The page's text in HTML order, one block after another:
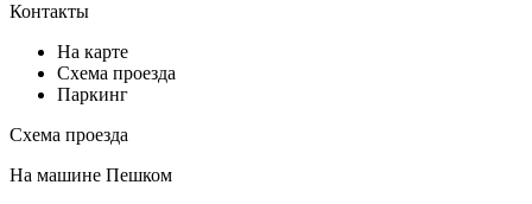
Контакты
На карте
Схема проезда
Паркинг
Схема проезда
На машине Пешком